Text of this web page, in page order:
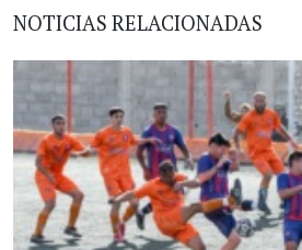
NOTICIAS RELACIONADAS